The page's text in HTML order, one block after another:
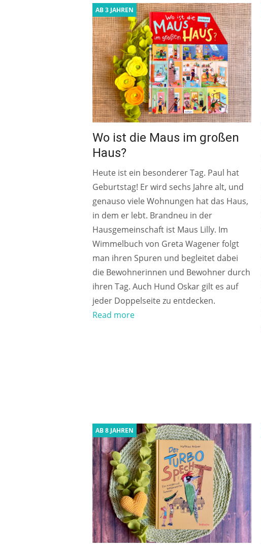
AB 3 JAHREN
Wo ist die Maus im großen
Haus?
Heute ist ein besonderer Tag. Paul hat
Geburtstag! Er wird sechs Jahre alt, und
genauso viele Wohnungen hat das Haus,
in dem er lebt. Brandneu in der
Hausgemeinschaft ist Maus Lilly. Im
Wimmelbuch von Greta Wagener folgt
man ihren Spuren und begleitet dabei
die Bewohnerinnen und Bewohner durch
ihren Tag. Auch Hund Oskar gilt es auf
jeder Doppelseite zu entdecken.
Read more
AB 8 JAHREN